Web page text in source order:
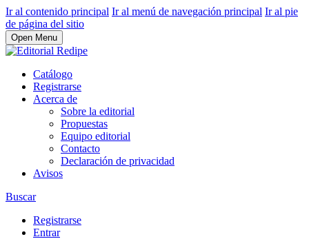
Ir al contenido principal Ir al menú de navegación principal Ir al pie
de página del sitio
Open Menu
Catálogo
Registrarse
Acerca de
Sobre la editorial
Propuestas
Equipo editorial
Contacto
Declaración de privacidad
Avisos
Buscar
Registrarse
Entrar